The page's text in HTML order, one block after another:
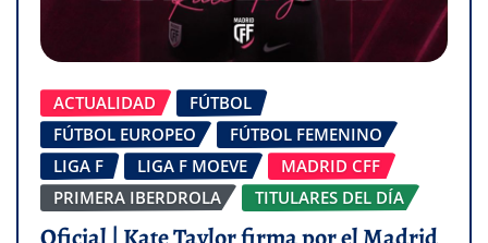
ACTUALIDAD
FÚTBOL
FÚTBOL EUROPEO
FÚTBOL FEMENINO
LIGA F
LIGA F MOEVE
MADRID CFF
PRIMERA IBERDROLA
TITULARES DEL DÍA